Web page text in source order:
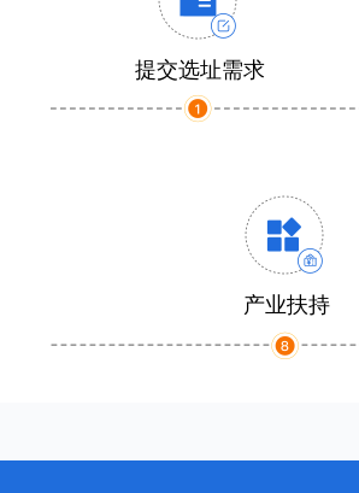
提交选址需求
产业扶持